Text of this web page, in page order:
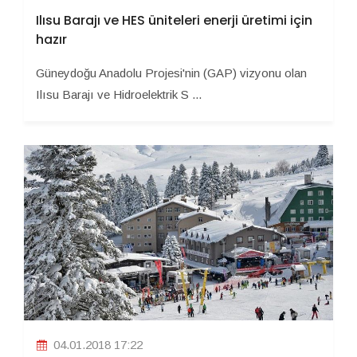
Ilısu Barajı ve HES üniteleri enerji üretimi için
hazır
Güneydoğu Anadolu Projesi'nin (GAP) vizyonu olan
Ilısu Barajı ve Hidroelektrik S ...
04.01.2018 17:22